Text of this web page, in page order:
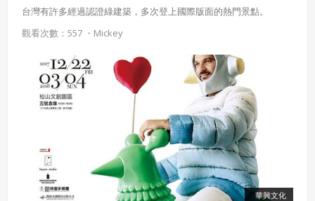
台灣有許多經過認證綠建築，多次登上國際版面的熱門景點。
觀看次數：557 ・ Mickey
華興文化